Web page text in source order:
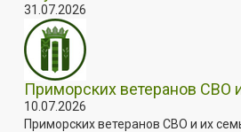
31.07.2026
Приморских ветеранов СВО
10.07.2026
Приморских ветеранов СВО и их